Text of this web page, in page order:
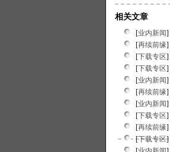
相关文章
[业内新闻]
[再续前缘]
[下载专区]
[下载专区]
[业内新闻]
[再续前缘]
[业内新闻]
[下载专区]
[再续前缘]
[下载专区]